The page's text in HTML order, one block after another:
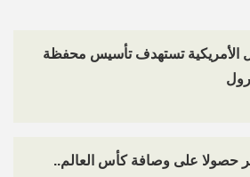
الأمريكية تستهدف تأسيس محفظة
حصولا على وصافة كأس العالم..